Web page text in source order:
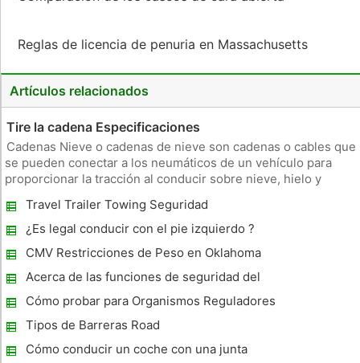
Reglas de licencia de penuria en Massachusetts
Artículos relacionados
Tire la cadena Especificaciones
Cadenas Nieve o cadenas de nieve son cadenas o cables que
se pueden conectar a los neumáticos de un vehículo para
proporcionar la tracción al conducir sobre nieve, hielo y
pares y están diseñados para ser adaptado a un tamaño de
neumático e
Travel Trailer Towing Seguridad
¿Es legal conducir con el pie izquierdo ?
CMV Restricciones de Peso en Oklahoma
Acerca de las funciones de seguridad del
Toyota Prius
Cómo probar para Organismos Reguladores
de Voltaje Bad
Tipos de Barreras Road
Cómo conducir un coche con una junta